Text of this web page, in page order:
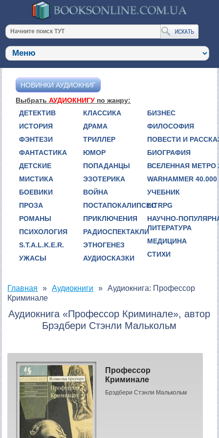
НОВИНКИ АУДИОКНИГ
ВыбратьАУДИОКНИГУ по жанру:
ДЕТЕКТИВ
ИСТОРИЯ
ФЭНТЕЗИ
ФАНТАСТИКА
ДЕТСКИЕ
МИСТИКА
БОЕВИКИ
ПРОЗА
РОМАНЫ
ПСИХОЛОГИЯ
S.T.A.L.K.E.R.
УЖАСЫ
КЛАССИКА
ДРАМА
ТРИЛЛЕР
ЮМОР
ПОПАДАНЦЫ
ЭЗОТЕРИКА
ВОЙНА
ПОСТАПОКАЛИПСИС
ПРИКЛЮЧЕНИЯ
РАДИОСПЕКТАКЛИ
ЭТНОГЕНЕЗ
АУДИОСКАЗКИ
БИЗНЕС
ФИЛОСОФИЯ
ПОВЕСТИ И
БИОГРАФИЯ
ВСЕЛЕННАЯ МЕТРО
WARHAMMER 40.000
УЧЕБНИК
LITRPG
НАУЧНО-
ЛИТЕРАТУРА
МЕДИЦИНА
СТИХИ
Главная Аудиокниги
Аудиокнига: Профессор
Криминале
Аудиокнига «Профессор Криминале», автор
Брэдбери Стэнли Малькольм
Профессор
Криминале
Брэдбери Стэнли Малькольм